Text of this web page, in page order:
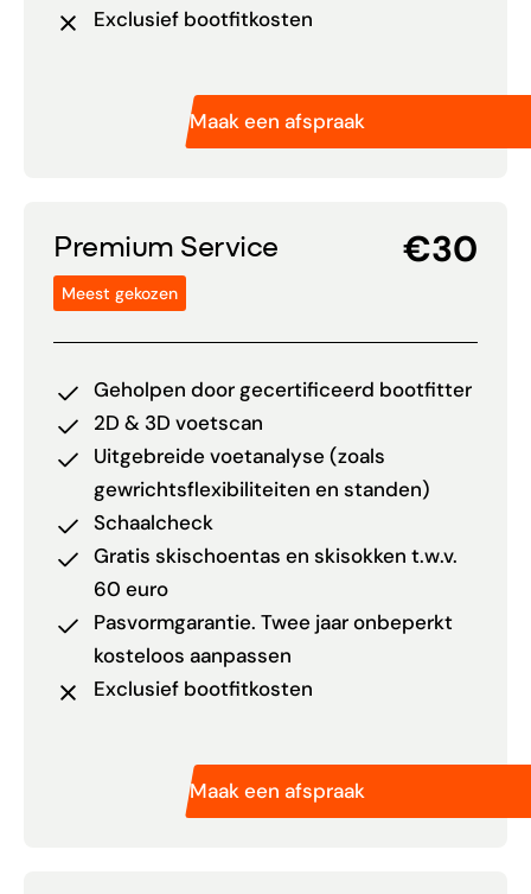
Exclusief bootfitkosten
Maak een afspraak
Premium Service
Meest gekozen
€30
Geholpen door gecertificeerd bootfitter
2D & 3D voetscan
Uitgebreide voetanalyse (zoals
gewrichtsflexibiliteiten en standen)
Schaalcheck
Gratis skischoentas en skisokken t.w.v.
60 euro
Pasvormgarantie. Twee jaar onbeperkt
kosteloos aanpassen
Exclusief bootfitkosten
Maak een afspraak